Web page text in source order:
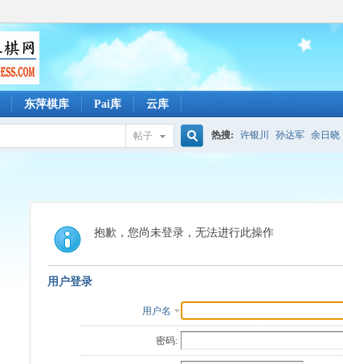
东萍棋库 Pai库 云库
帖子
索
热搜: 许银川 孙达军 余日晓
抱歉，您尚未登录，无法进行此操作
用户登录
用户名
密码: